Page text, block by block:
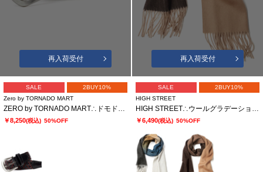
再入荷受付
SALE
2BUY10%
Zero by TORNADO MART
ZERO by TORNADO MART∴ドモドッソラ レザーストレッチメッシュベルト
￥8,250(税込) 50%OFF
再入荷受付
SALE
2BUY10%
HIGH STREET
HIGH STREET∴ウールグラデーションマフラー
￥6,490(税込) 50%OFF